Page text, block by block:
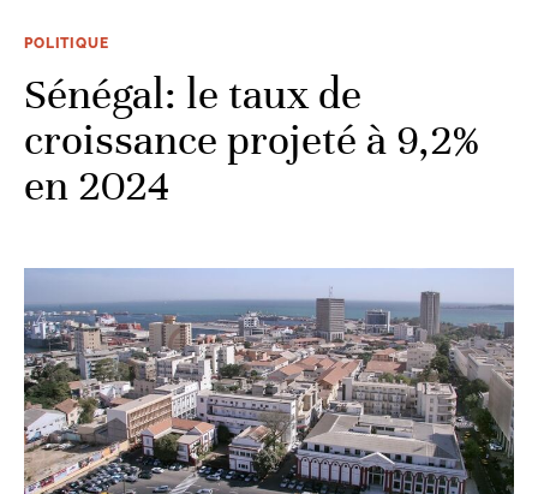
POLITIQUE
Sénégal: le taux de
croissance projeté à 9,2%
en 2024